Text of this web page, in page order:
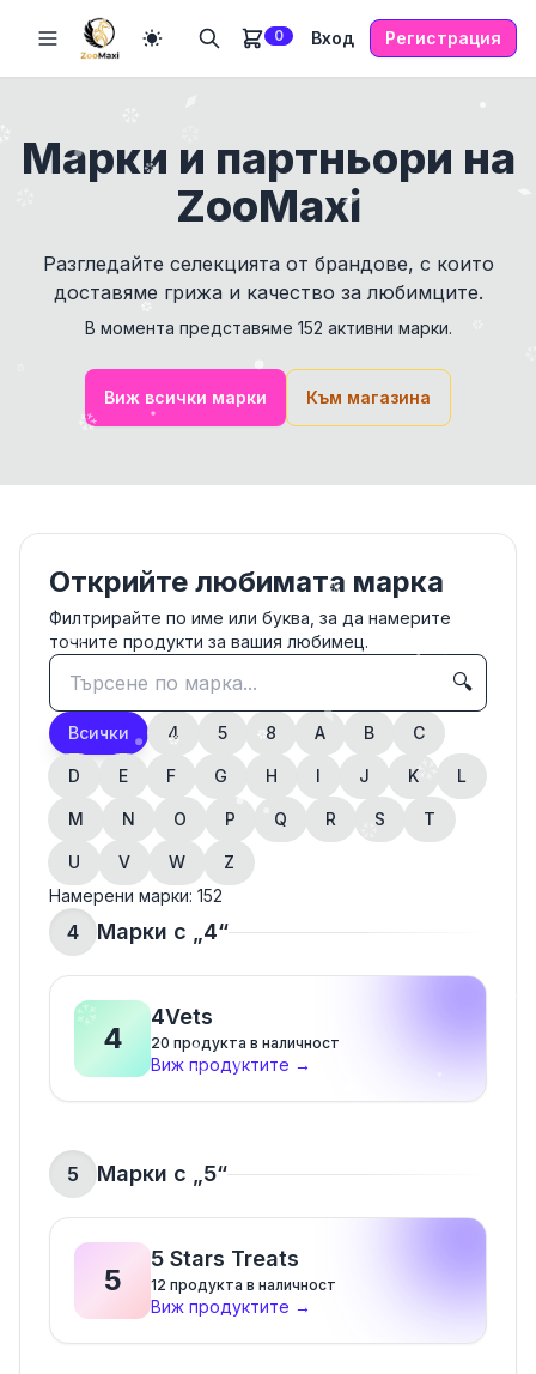
0 Вход Регистрация
Марки и партньори на
ZooMaxi
Разгледайте селекцията от брандове, с които
доставяме грижа и качество за любимците.
В момента представяме 152 активни марки.
Виж всички марки Към магазина
Открийте любимата марка
Филтрирайте по име или буква, за да намерите
точните продукти за вашия любимец.
🔍
Всички 4 5 8 A B C
D E F G H I J K L
M N O P Q R S T
U V W
Z
Намерени марки: 152
4 Марки с „ 4“
4
4Vets
20 продукта в наличност
Виж продуктите →
5 Марки с „ 5“
5
5 Stars Treats
12 продукта в наличност
Виж продуктите →